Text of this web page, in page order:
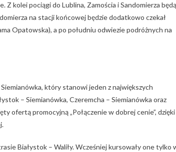
kolei pociągi do Lublina, Zamościa i Sandomierza będą
na stacji końcowej będzie dodatkowo czekał
Opatowska), a po południu odwiezie podróżnych na
który stanowi jeden z największych
– Siemianówka, Czeremcha – Siemianówka oraz
ofertą promocyjną „Połączenie w dobrej cenie”, dzięki
Białystok – Waliły. Wcześniej kursowały one tylko